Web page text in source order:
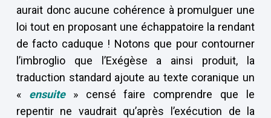
aurait donc aucune cohérence à promulguer une
loi tout en proposant une échappatoire la rendant
de facto caduque ! Notons que pour contourner
l’imbroglio que l’Exégèse a ainsi produit, la
traduction standard ajoute au texte coranique un
« ensuite» censé faire comprendre que le
repentir ne vaudrait qu’après l’exécution de la